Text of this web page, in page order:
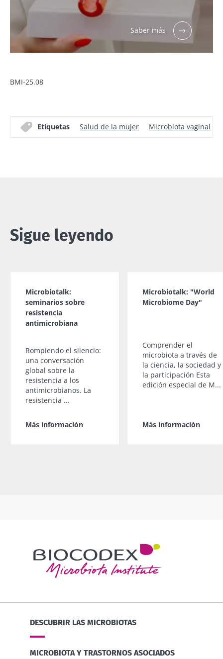
Saber más
BMI-25.08
Etiquetas Salud de la mujer Microbiota vaginal
Sigue leyendo
Microbiotalk:
seminarios sobre
resistencia
antimicrobiana
Rompiendo el silencio:
una conversación
global sobre la
resistencia a los
antimicrobianos. La
resistencia ...
Más información
Microbiotalk: "World
Microbiome Day"
Comprender el
microbiota a través de
la ciencia, la sociedad y
la participación Esta
edición especial de M...
Más información
DESCUBRIR LAS MICROBIOTAS
MICROBIOTA Y TRASTORNOS ASOCIADOS